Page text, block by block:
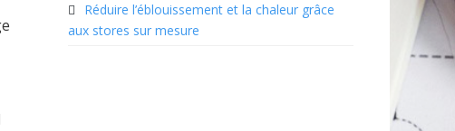
Réduire l’éblouissement et la chaleur grâce
aux stores sur mesure